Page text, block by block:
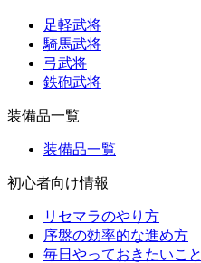
足軽武将
騎馬武将
弓武将
鉄砲武将
装備品一覧
装備品一覧
初心者向け情報
リセマラのやり方
序盤の効率的な進め方
毎日やっておきたいこと